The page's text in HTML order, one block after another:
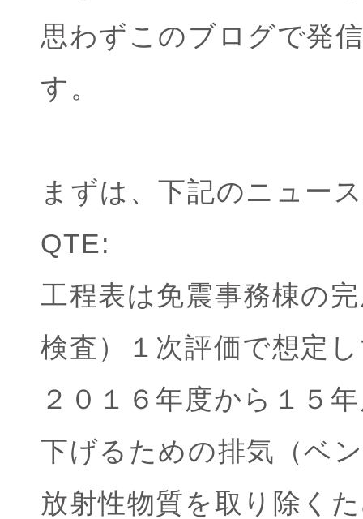
思わずこのブログで発
す。
まずは、下記のニュー
QTE:
工程表は免震事務棟の
検査）１次評価で想定
２０１６年度から１５
下げるための排気（ベ
放射性物質を取り除く